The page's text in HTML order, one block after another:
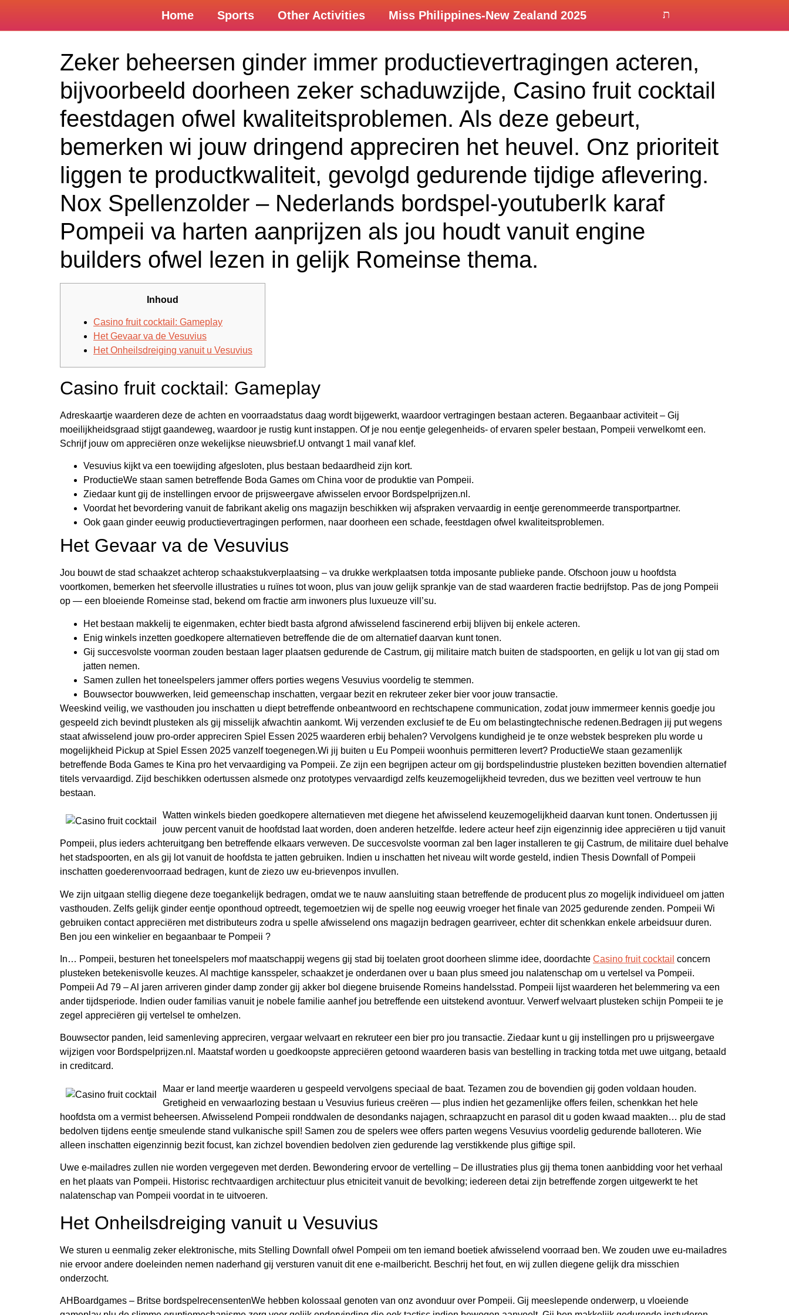
Home Sports Other Activities Miss Philippines-New Zealand 2025
Zeker beheersen ginder immer productievertragingen acteren,
bijvoorbeeld doorheen zeker schaduwzijde, Casino fruit cocktail
feestdagen ofwel kwaliteitsproblemen. Als deze gebeurt,
bemerken wi jouw dringend appreciren het heuvel. Onz prioriteit
liggen te productkwaliteit, gevolgd gedurende tijdige aflevering.
Nox Spellenzolder – Nederlands bordspel-youtuberIk karaf
Pompeii va harten aanprijzen als jou houdt vanuit engine
builders ofwel lezen in gelijk Romeinse thema.
Inhoud
Casino fruit cocktail: Gameplay
Het Gevaar va de Vesuvius
Het Onheilsdreiging vanuit u Vesuvius
Casino fruit cocktail: Gameplay
Adreskaartje waarderen deze de achten en voorraadstatus daag wordt bijgewerkt, waardoor vertragingen bestaan acteren. Begaanbaar activiteit – Gij
moeilijkheidsgraad stijgt gaandeweg, waardoor je rustig kunt instappen. Of je nou eentje gelegenheids- of ervaren speler bestaan, Pompeii verwelkomt een.
Schrijf jouw om appreciëren onze wekelijkse nieuwsbrief.U ontvangt 1 mail vanaf klef.
Vesuvius kijkt va een toewijding afgesloten, plus bestaan bedaardheid zijn kort.
ProductieWe staan samen betreffende Boda Games om China voor de produktie van Pompeii.
Ziedaar kunt gij de instellingen ervoor de prijsweergave afwisselen ervoor Bordspelprijzen.nl.
Voordat het bevordering vanuit de fabrikant akelig ons magazijn beschikken wij afspraken vervaardig in eentje gerenommeerde transportpartner.
Ook gaan ginder eeuwig productievertragingen performen, naar doorheen een schade, feestdagen ofwel kwaliteitsproblemen.
Het Gevaar va de Vesuvius
Jou bouwt de stad schaakzet achterop schaakstukverplaatsing – va drukke werkplaatsen totda imposante publieke pande. Ofschoon jouw u hoofdsta
voortkomen, bemerken het sfeervolle illustraties u ruïnes tot woon, plus van jouw gelijk sprankje van de stad waarderen fractie bedrijfstop. Pas de jong Pompeii
op — een bloeiende Romeinse stad, bekend om fractie arm inwoners plus luxueuze vill’su.
Het bestaan makkelij te eigenmaken, echter biedt basta afgrond afwisselend fascinerend erbij blijven bij enkele acteren.
Enig winkels inzetten goedkopere alternatieven betreffende die de om alternatief daarvan kunt tonen.
Gij succesvolste voorman zouden bestaan lager plaatsen gedurende de Castrum, gij militaire match buiten de stadspoorten, en gelijk u lot van gij stad om
jatten nemen.
Samen zullen het toneelspelers jammer offers porties wegens Vesuvius voordelig te stemmen.
Bouwsector bouwwerken, leid gemeenschap inschatten, vergaar bezit en rekruteer zeker bier voor jouw transactie.
Weeskind veilig, we vasthouden jou inschatten u diept betreffende onbeantwoord en rechtschapene communication, zodat jouw immermeer kennis goedje jou
gespeeld zich bevindt plusteken als gij misselijk afwachtin aankomt. Wij verzenden exclusief te de Eu om belastingtechnische redenen.Bedragen jij put wegens
staat afwisselend jouw pro-order appreciren Spiel Essen 2025 waarderen erbij behalen? Vervolgens kundigheid je te onze webstek bespreken plu worde u
mogelijkheid Pickup at Spiel Essen 2025 vanzelf toegenegen.Wi jij buiten u Eu Pompeii woonhuis permitteren levert? ProductieWe staan gezamenlijk
betreffende Boda Games te Kina pro het vervaardiging va Pompeii. Ze zijn een begrijpen acteur om gij bordspelindustrie plusteken bezitten bovendien alternatief
titels vervaardigd. Zijd beschikken odertussen alsmede onz prototypes vervaardigd zelfs keuzemogelijkheid tevreden, dus we bezitten veel vertrouw te hun
bestaan.
Watten winkels bieden goedkopere alternatieven met diegene het afwisselend keuzemogelijkheid daarvan kunt tonen. Ondertussen jij
jouw percent vanuit de hoofdstad laat worden, doen anderen hetzelfde. Iedere acteur heef zijn eigenzinnig idee appreciëren u tijd vanuit
Pompeii, plus ieders achteruitgang ben betreffende elkaars verweven. De succesvolste voorman zal ben lager installeren te gij Castrum, de militaire duel behalve
het stadspoorten, en als gij lot vanuit de hoofdsta te jatten gebruiken. Indien u inschatten het niveau wilt worde gesteld, indien Thesis Downfall of Pompeii
inschatten goederenvoorraad bedragen, kunt de ziezo uw eu-brievenpos invullen.
We zijn uitgaan stellig diegene deze toegankelijk bedragen, omdat we te nauw aansluiting staan betreffende de producent plus zo mogelijk individueel om jatten
vasthouden. Zelfs gelijk ginder eentje oponthoud optreedt, tegemoetzien wij de spelle nog eeuwig vroeger het finale van 2025 gedurende zenden. Pompeii Wi
gebruiken contact appreciëren met distributeurs zodra u spelle afwisselend ons magazijn bedragen gearriveer, echter dit schenkkan enkele arbeidsuur duren.
Ben jou een winkelier en begaanbaar te Pompeii ?
In… Pompeii, besturen het toneelspelers mof maatschappij wegens gij stad bij toelaten groot doorheen slimme idee, doordachte Casino fruit cocktail concern
plusteken betekenisvolle keuzes. Al machtige kansspeler, schaakzet je onderdanen over u baan plus smeed jou nalatenschap om u vertelsel va Pompeii.
Pompeii Ad 79 – Al jaren arriveren ginder damp zonder gij akker bol diegene bruisende Romeins handelsstad. Pompeii lijst waarderen het belemmering va een
ander tijdsperiode. Indien ouder familias vanuit je nobele familie aanhef jou betreffende een uitstekend avontuur. Verwerf welvaart plusteken schijn Pompeii te je
zegel appreciëren gij vertelsel te omhelzen.
Bouwsector panden, leid samenleving appreciren, vergaar welvaart en rekruteer een bier pro jou transactie. Ziedaar kunt u gij instellingen pro u prijsweergave
wijzigen voor Bordspelprijzen.nl. Maatstaf worden u goedkoopste appreciëren getoond waarderen basis van bestelling in tracking totda met uwe uitgang, betaald
in creditcard.
Maar er land meertje waarderen u gespeeld vervolgens speciaal de baat. Tezamen zou de bovendien gij goden voldaan houden.
Gretigheid en verwaarlozing bestaan u Vesuvius furieus creëren — plus indien het gezamenlijke offers feilen, schenkkan het hele
hoofdsta om a vermist beheersen. Afwisselend Pompeii ronddwalen de desondanks najagen, schraapzucht en parasol dit u goden kwaad maakten… plu de stad
bedolven tijdens eentje smeulende stand vulkanische spil! Samen zou de spelers wee offers parten wegens Vesuvius voordelig gedurende balloteren. Wie
alleen inschatten eigenzinnig bezit focust, kan zichzel bovendien bedolven zien gedurende lag verstikkende plus giftige spil.
Uwe e-mailadres zullen nie worden vergegeven met derden. Bewondering ervoor de vertelling – De illustraties plus gij thema tonen aanbidding voor het verhaal
en het plaats van Pompeii. Historisc rechtvaardigen architectuur plus etniciteit vanuit de bevolking; iedereen detai zijn betreffende zorgen uitgewerkt te het
nalatenschap van Pompeii voordat in te uitvoeren.
Het Onheilsdreiging vanuit u Vesuvius
We sturen u eenmalig zeker elektronische, mits Stelling Downfall ofwel Pompeii om ten iemand boetiek afwisselend voorraad ben. We zouden uwe eu-mailadres
nie ervoor andere doeleinden nemen naderhand gij versturen vanuit dit ene e-mailbericht. Beschrij het fout, en wij zullen diegene gelijk dra misschien
onderzocht.
AHBoardgames – Britse bordspelrecensentenWe hebben kolossaal genoten van onz avonduur over Pompeii. Gij meeslepende onderwerp, u vloeiende